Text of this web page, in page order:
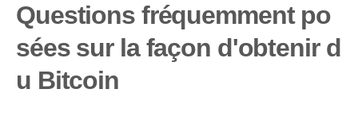
Questions fréquemment po
sées sur la façon d'obtenir d
u Bitcoin